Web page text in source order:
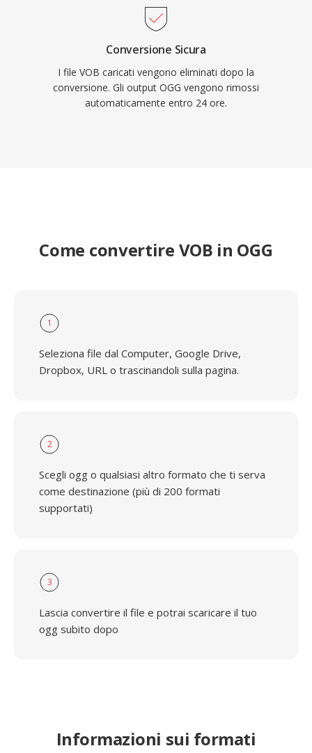
Conversione Sicura
I file VOB caricati vengono eliminati dopo la
conversione. Gli output OGG vengono rimossi
automaticamente entro 24 ore.
Come convertire VOB in OGG
1
Seleziona file dal Computer, Google Drive,
Dropbox, URL o trascinandoli sulla pagina.
2
Scegli ogg o qualsiasi altro formato che ti serva
come destinazione (più di 200 formati
supportati)
3
Lascia convertire il file e potrai scaricare il tuo
ogg subito dopo
Informazioni sui formati